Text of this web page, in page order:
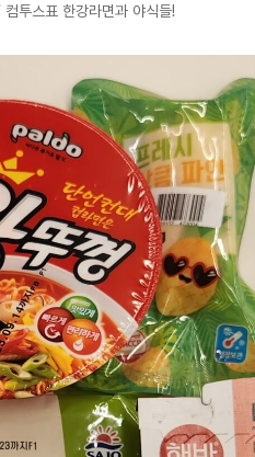
투스표 한강라면과 야식들!